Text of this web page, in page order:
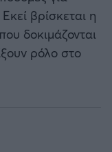
βρίσκεται η
δοκιμάζονται
ρόλο στο